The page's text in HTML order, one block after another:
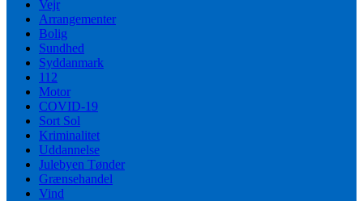
Vejr
Arrangementer
Bolig
Sundhed
Syddanmark
112
Motor
COVID-19
Sort Sol
Kriminalitet
Uddannelse
Julebyen Tønder
Grænsehandel
Vind